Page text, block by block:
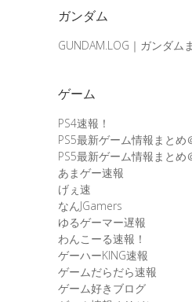
ガンダム
GUNDAM.LOG｜ガンダム
ゲーム
PS4速報！
PS5最新ゲーム情報まとめ
PS5最新ゲーム情報まとめ
あまゲー速報
げぇ速
なんJGamers
ゆるゲーマー遅報
わんこーる速報！
ゲーハーKING速報
ゲームだらだら速報
ゲーム好きブログ